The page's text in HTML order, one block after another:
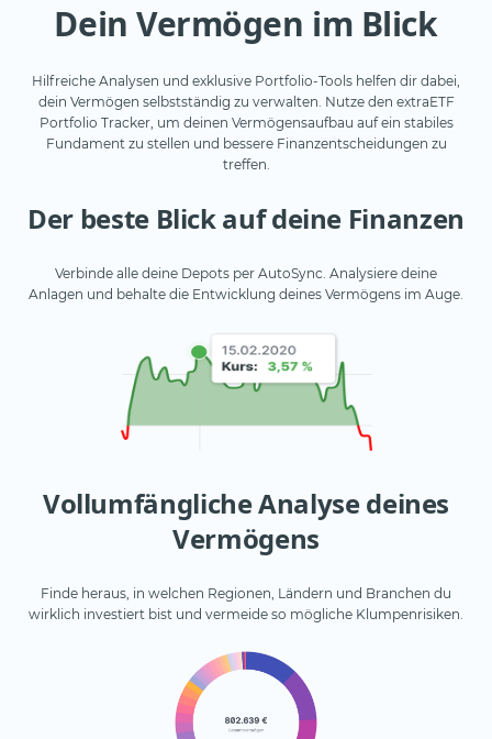
Dein Vermögen im Blick
Hilfreiche Analysen und exklusive Portfolio-Tools helfen dir dabei,
dein Vermögen selbstständig zu verwalten. Nutze den extraETF
Portfolio Tracker, um deinen Vermögensaufbau auf ein stabiles
Fundament zu stellen und bessere Finanzentscheidungen zu
treffen.
Der beste Blick auf deine Finanzen
Verbinde alle deine Depots per AutoSync. Analysiere deine
Anlagen und behalte die Entwicklung deines Vermögens im Auge.
Vollumfängliche Analyse deines
Vermögens
Finde heraus, in welchen Regionen, Ländern und Branchen du
wirklich investiert bist und vermeide so mögliche Klumpenrisiken.